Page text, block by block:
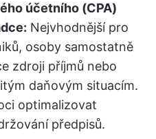
účetního (CPA)
Nejvhodnější pro
osoby samostatně
zdroji příjmů nebo
daňovým situacím.
optimalizovat
předpisů.